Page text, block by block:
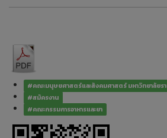
#คณะมนุษยศาสตร์และสังคมศาสตร์ มหาวิทยาลัยร
#สมัครงาน
#คณะกรรมการอาหารและยา